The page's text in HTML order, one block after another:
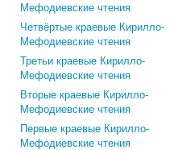
Мефодиевские чтения
Четвёртые краевые Кирилло-
Мефодиевские чтения
Третьи краевые Кирилло-
Мефодиевские чтения
Вторые краевые Кирилло-
Мефодиевские чтения
Первые краевые Кирилло-
Мефодиевские чтения